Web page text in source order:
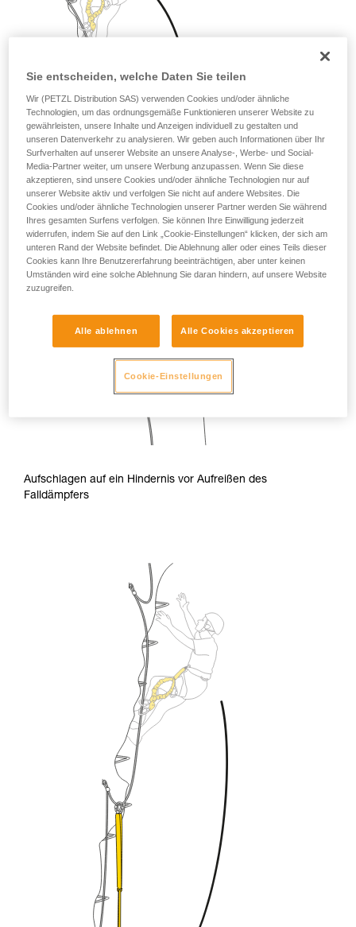
Aufschlagen auf ein Hindernis vor Aufreißen des
Falldämpfers
Sie entscheiden, welche Daten Sie teilen
Wir (PETZL Distribution SAS) verwenden Cookies und/oder ähnliche
Technologien, um das ordnungsgemäße Funktionieren unserer Website zu
gewährleisten, unsere Inhalte und Anzeigen individuell zu gestalten und
unseren Datenverkehr zu analysieren. Wir geben auch Informationen über Ihr
Surfverhalten auf unserer Website an unsere Analyse-, Werbe- und Social-
Media-Partner weiter, um unsere Werbung anzupassen. Wenn Sie diese
akzeptieren, sind unsere Cookies und/oder ähnliche Technologien nur auf
unserer Website aktiv und verfolgen Sie nicht auf andere Websites. Die
Cookies und/oder ähnliche Technologien unserer Partner werden Sie während
Ihres gesamten Surfens verfolgen. Sie können Ihre Einwilligung jederzeit
widerrufen, indem Sie auf den Link „Cookie-Einstellungen“ klicken, der sich am
unteren Rand der Website befindet. Die Ablehnung aller oder eines Teils dieser
Cookies kann Ihre Benutzererfahrung beeinträchtigen, aber unter keinen
Umständen wird eine solche Ablehnung Sie daran hindern, auf unsere Website
zuzugreifen.
Alle ablehnen Alle Cookies akzeptieren
Cookie-Einstellungen